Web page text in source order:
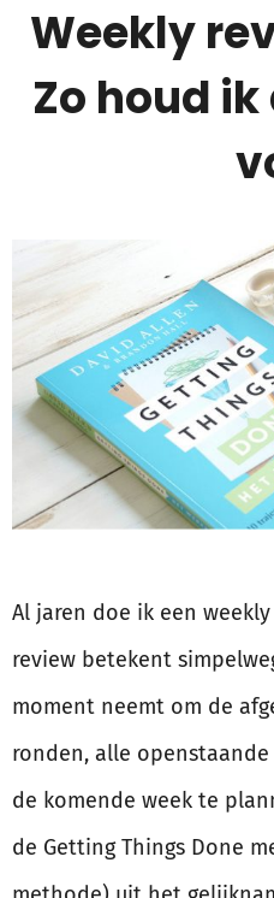
Weekly
Zo houd
Al jaren doe ik een
review betekent
moment neemt om de
ronden, alle
de komende week te
de Getting Things Done